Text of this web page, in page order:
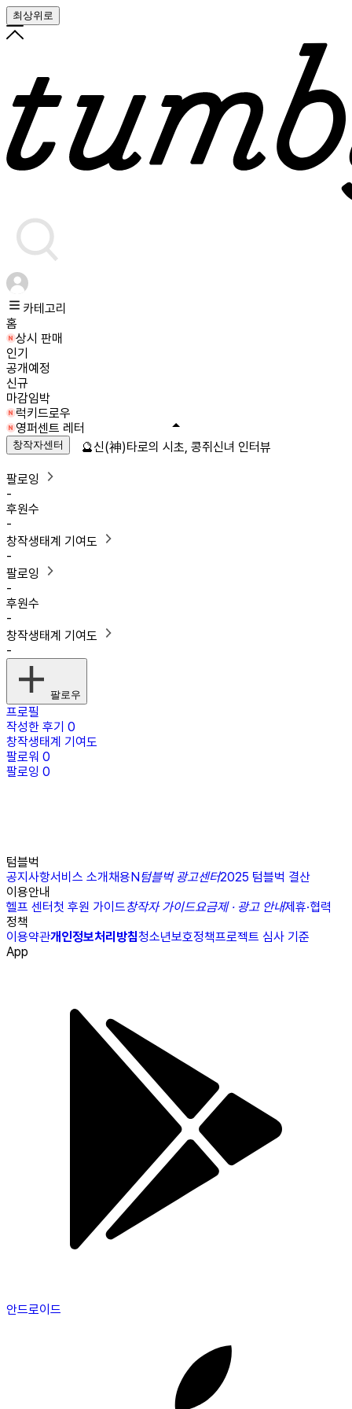
최상위로
카테고리
홈
상시 판매
인기
공개예정
신규
마감임박
럭키드로우
영퍼센트 레터
창작자센터
팔로잉
-
후원수
-
창작생태계 기여도
-
팔로잉
-
후원수
-
창작생태계 기여도
-
팔로우
프로필
작성한 후기 0
창작생태계 기여도
팔로워 0
팔로잉 0
텀블벅
공지사항서비스 소개채용N텀블벅 광고센터2025 텀블벅 결산
이용안내
헬프 센터첫 후원 가이드창작자 가이드요금제 · 광고 안내제휴·협력
정책
이용약관개인정보처리방침청소년보호정책프로젝트 심사 기준
App
안드로이드
🔮신(神)타로의 시초, 콩쥐신녀 인터뷰